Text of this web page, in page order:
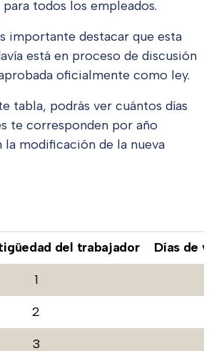
para todos los empleados.
importante destacar que esta
está en proceso de discusión
oficialmente como ley.
tabla, podrás ver cuántos días
te corresponden por año
la modificación de la nueva
del trabajador Días de
1
2
3